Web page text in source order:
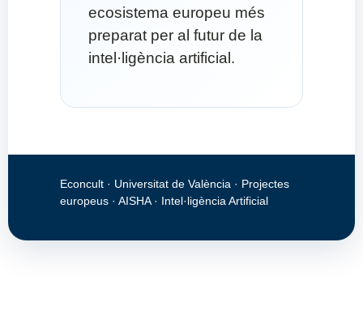
ecosistema europeu més
preparat per al futur de la
intel·ligència artificial.
Econcult · Universitat de València · Projectes
europeus · AISHA · Intel·ligència Artificial